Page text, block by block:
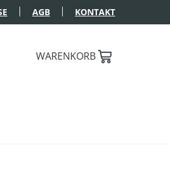
AGB KONTAKT
WARENKORB